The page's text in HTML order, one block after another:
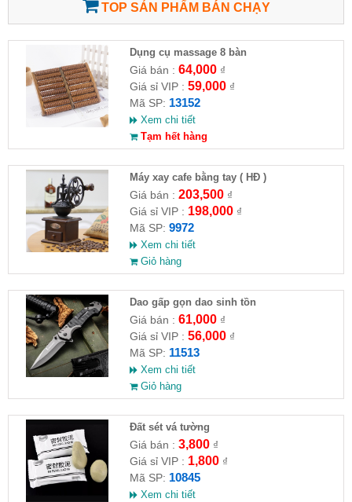
TOP SẢN PHẨM BÁN CHẠY
Dụng cụ massage 8 bàn
Giá bán : 64,000₫
Giá sỉ VIP : 59,000₫
Mã SP: 13152
Xem chi tiết
Tạm hết hàng
Máy xay cafe bằng tay ( HĐ )
Giá bán : 203,500₫
Giá sỉ VIP : 198,000₫
Mã SP: 9972
Xem chi tiết
Giỏ hàng
Dao gấp gọn dao sinh tồn
Giá bán : 61,000₫
Giá sỉ VIP : 56,000₫
Mã SP: 11513
Xem chi tiết
Giỏ hàng
Đất sét vá tường
Giá bán : 3,800₫
Giá sỉ VIP : 1,800₫
Mã SP: 10845
Xem chi tiết